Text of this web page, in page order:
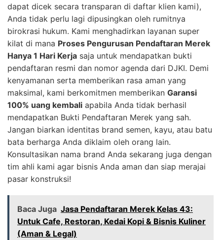
dapat dicek secara transparan di daftar klien kami),
Anda tidak perlu lagi dipusingkan oleh rumitnya
birokrasi hukum. Kami menghadirkan layanan super
kilat di mana Proses Pengurusan Pendaftaran Merek
Hanya 1 Hari Kerja saja untuk mendapatkan bukti
pendaftaran resmi dan nomor agenda dari DJKI. Demi
kenyamanan serta memberikan rasa aman yang
maksimal, kami berkomitmen memberikan Garansi
100% uang kembali apabila Anda tidak berhasil
mendapatkan Bukti Pendaftaran Merek yang sah.
Jangan biarkan identitas brand semen, kayu, atau batu
bata berharga Anda diklaim oleh orang lain.
Konsultasikan nama brand Anda sekarang juga dengan
tim ahli kami agar bisnis Anda aman dan siap merajai
pasar konstruksi!
Baca Juga Jasa Pendaftaran Merek Kelas 43:
Untuk Cafe, Restoran, Kedai Kopi & Bisnis Kuliner
(Aman & Legal)